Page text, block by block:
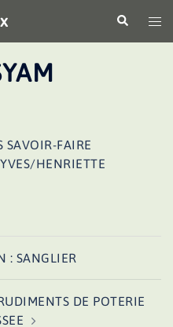
le
SAVOIR-FAIRE
HENRIETTE
: SANGLIER
DE POTERIE